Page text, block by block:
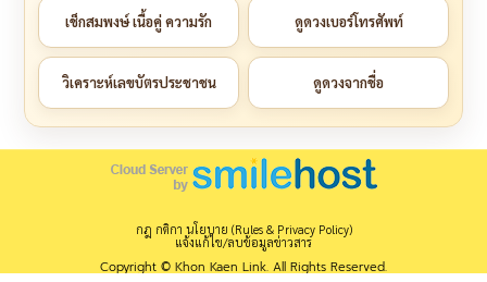
เช็กสมพงษ์ เนื้อคู่ ความรัก ดูดวงเบอร์โทรศัพท์
วิเคราะห์เลขบัตรประชาชน ดูดวงจากชื่อ
กฎ กติกา นโยบาย (Rules & Privacy Policy)
แจ้งแก้ไข/ลบข้อมูลข่าวสาร
Copyright © Khon Kaen Link. All Rights Reserved.